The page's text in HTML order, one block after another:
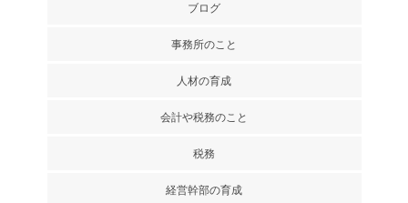
ブログ
事務所のこと
人材の育成
会計や税務のこと
税務
経営幹部の育成